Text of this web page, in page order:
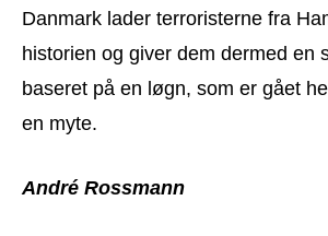
Danmark lader terroristerne fra
historien og giver dem dermed en
baseret på en løgn, som er gået
en myte.
André Rossmann